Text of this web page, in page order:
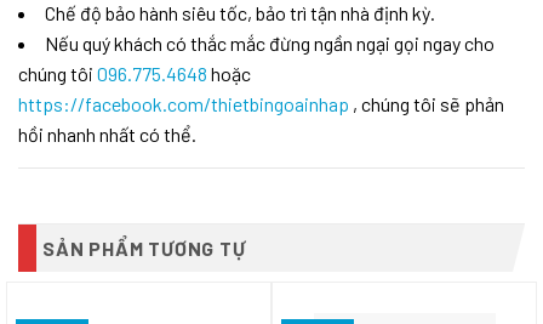
Chế độ bảo hành siêu tốc, bảo trì tận nhà định kỳ.
Nếu quý khách có thắc mắc đừng ngần ngại gọi ngay cho
chúng tôi 096.775.4648 hoặc
https://facebook.com/thietbingoainhap , chúng tôi sẽ phản
hồi nhanh nhất có thể.
SẢN PHẨM TƯƠNG TỰ